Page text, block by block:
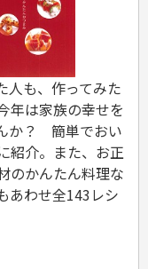
人も、作ってみた
年は家族の幸せを
か？ 簡単でおい
紹介。また、お正
のかんたん料理な
あわせ全143レシ